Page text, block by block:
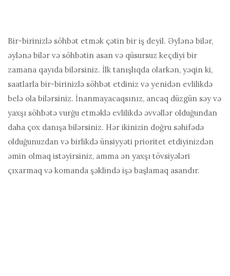
Bir-birinizlə söhbət etmək çətin bir iş deyil. Əylənə bilər,
əylənə bilər və söhbətin asan və qüsursuz keçdiyi bir
zamana qayıda bilərsiniz. İlk tanışlıqda olarkən, yəqin ki,
saatlarla bir-birinizlə söhbət etdiniz və yenidən evlilikdə
belə ola bilərsiniz. İnanmayacaqsınız, ancaq düzgün səy və
yaxşı söhbətə vurğu etməklə evlilikdə əvvəllər olduğundan
daha çox danışa bilərsiniz. Hər ikinizin doğru səhifədə
olduğunuzdan və birlikdə ünsiyyəti prioritet etdiyinizdən
əmin olmaq istəyirsiniz, amma ən yaxşı tövsiyələri
çıxarmaq və komanda şəklində işə başlamaq asandır.